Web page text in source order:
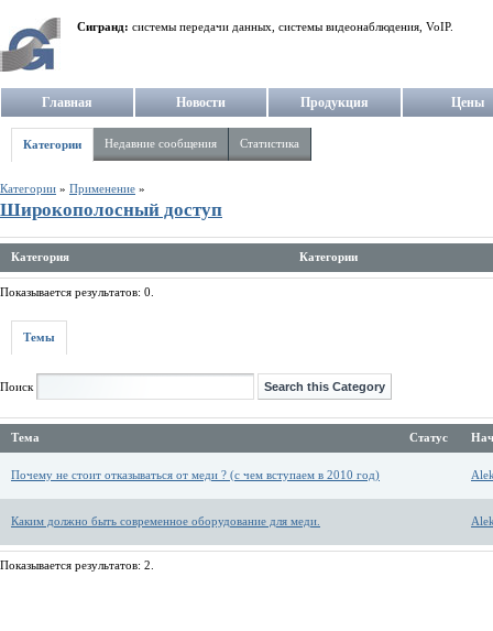
Сигранд: системы передачи данных, системы видеонаблюдения, VoIP.
Главная Новости Продукция Цены
Категории Недавние сообщения Статистика
Категории » Применение »
Широкополосный доступ
Категория Категории
Показывается результатов: 0.
Темы
Поиск
Тема Статус
Почему не стоит отказываться от меди ? (с чем вступаем в 2010 год)
Каким должно быть современное оборудование для меди.
Показывается результатов: 2.